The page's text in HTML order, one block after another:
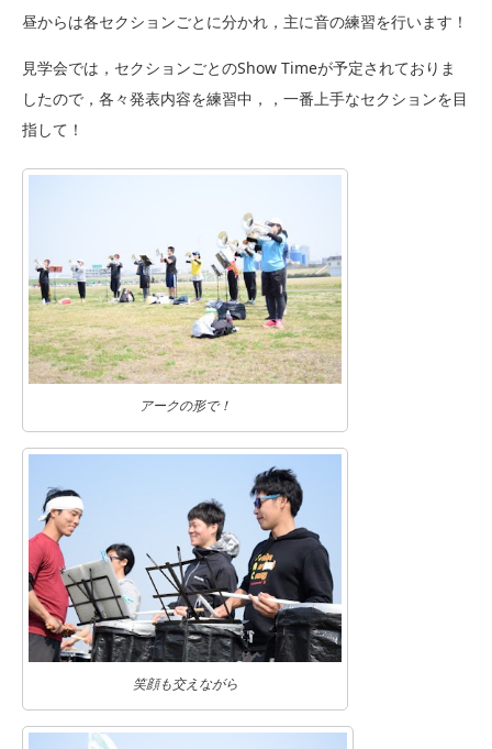
昼からは各セクションごとに分かれ，主に音の練習を行います！
見学会では，セクションごとのShow Timeが予定されておりま
したので，各々発表内容を練習中，，一番上手なセクションを目
指して！
アークの形で！
笑顔も交えながら